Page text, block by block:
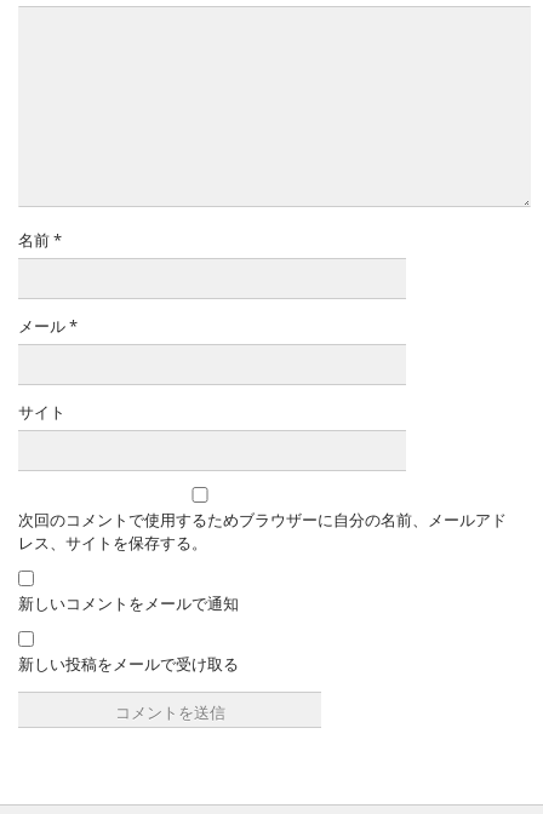
名前*
メール*
サイト
次回のコメントで使用するためブラウザーに自分の名前、メールアド
レス、サイトを保存する。
新しいコメントをメールで通知
新しい投稿をメールで受け取る